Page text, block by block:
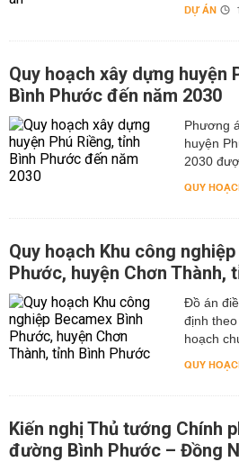
DỰ ÁN
Quy hoạch xây dựng huyện
Bình Phước đến năm 2030
Phương
huyện
2030
QUY
Quy hoạch Khu công
Phước, huyện Chơn Thành,
Đồ án
định
hoạch
QUY
Kiến nghị Thủ tướng Chính
đường Bình Phước – Đồng